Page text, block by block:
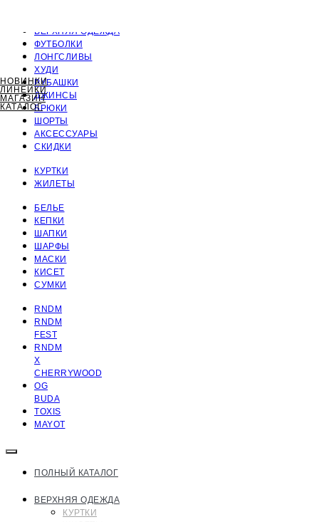
НОВИНКИ
ЛИНЕЙКИ
МАГАЗИН
КАТАЛОГ
ВЕРХНЯЯ ОДЕЖДА
ФУТБОЛКИ
ЛОНГСЛИВЫ
ХУДИ
РУБАШКИ
ДЖИНСЫ
БРЮКИ
ШОРТЫ
АКСЕССУАРЫ
СКИДКИ
КУРТКИ
ЖИЛЕТЫ
БЕЛЬЕ
КЕПКИ
ШАПКИ
ШАРФЫ
МАСКИ
КИСЕТ
СУМКИ
RNDM
RNDM
FEST
RNDM
X
CHERRYWOOD
OG
BUDA
TOXIS
MAYOT
ПОЛНЫЙ КАТАЛОГ
ВЕРХНЯЯ ОДЕЖДА
КУРТКИ